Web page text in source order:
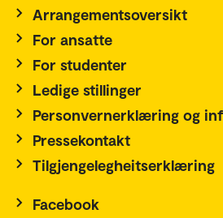
Arrangementsoversikt
For ansatte
For studenter
Ledige stillinger
Personvernerklæring og
Pressekontakt
Tilgjengelegheitserklæring
Facebook